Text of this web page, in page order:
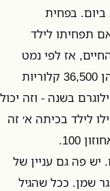
מה זה 150 קלוריות ביום. בפחית
שאם תפחיתו לילד
אז לפי נמט
אתם במסלול הנכון. ״100 קלוריות ביום הן 36,500 קלוריות
זה לא מעט קילוגרמים - בערך 5 קילוגרם בשנה - וזה יכול
ההבדל בין ילד שמן לילד רזה. 5 קילו לילד בכיתה א׳ זה
100.
יש פה גם עניין של
שמן. ככל שהגיל